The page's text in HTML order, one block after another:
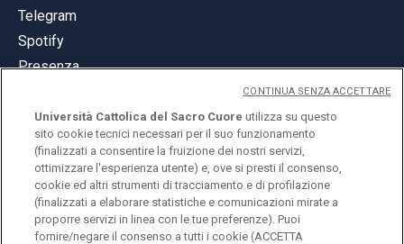
Telegram
Spotify
Presenza
© Università Cattolica del Sacro Cuore
Largo A. Gemelli 1, 20123 Milano
PI 02133120150
Università Cattolica del Sacro Cuore utilizza su questo
sito cookie tecnici necessari per il suo funzionamento
(finalizzati a consentire la fruizione dei nostri servizi,
ottimizzare l'esperienza utente) e, ove si presti il consenso,
cookie ed altri strumenti di tracciamento e di profilazione
(finalizzati a elaborare statistiche e comunicazioni mirate a
proporre servizi in linea con le tue preferenze). Puoi
fornire/negare il consenso a tutti i cookie (ACCETTA
CONTINUA SENZA ACCETTARE